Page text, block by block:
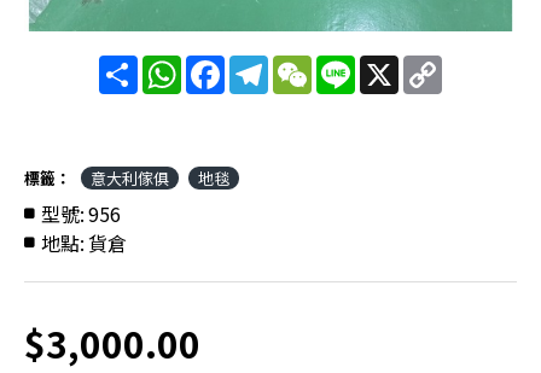
分
享
WhatsAppFacebookTelegram
WeChat
Line X Copy
Link
標籤： 意大利傢俱 地毯
型號:956
地點:貨倉
$3,000.00